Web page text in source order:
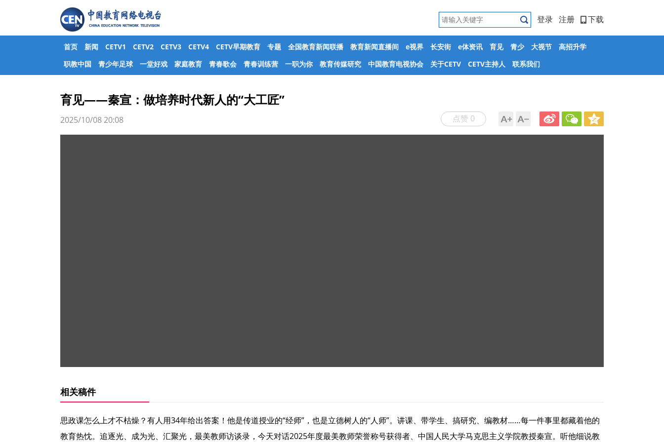
登录 注册 下载
首页 新闻 CETV1 CETV2 CETV3 CETV4 CETV早期教育 专题 全国教育新闻联播 教育新闻直播间 e视界 长安街 e体资讯 育见 青少 大视节
高招升学
职教中国
青少年足球 一堂好戏 家庭教育 青春歌会 青春训练营 一职为你 教育传媒研究 中国教育电视协会 关于CETV CETV主持人 联系我们
育见——秦宣：做培养时代新人的“大工匠”
点赞 0
2025/10/08 20:08
相关稿件
思政课怎么上才不枯燥？有人用34年给出答案！他是传道授业的“经师”，也是立德树人的“人师”。讲课、带学生、搞研究、编教材……每一件事里都藏着他的
教育热忱。追逐光、成为光、汇聚光，最美教师访谈录，今天对话2025年度最美教师荣誉称号获得者、中国人民大学马克思主义学院教授秦宣。听他细说教